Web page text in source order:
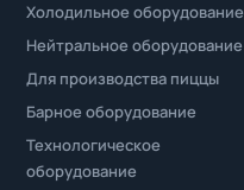
Холодильное оборудование
Нейтральное оборудование
Для производства пиццы
Барное оборудование
Технологическое
оборудование